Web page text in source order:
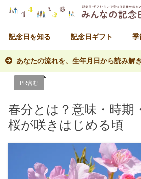
記念日を知る 記念日ギフト 季
あなたの流れを、生年月日から読み解
PR含む
春分とは？意味・時期
桜が咲きはじめる頃